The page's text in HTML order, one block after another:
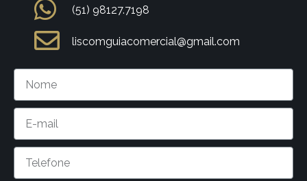
(51) 98127.7198
liscomguiacomercial@gmail.com